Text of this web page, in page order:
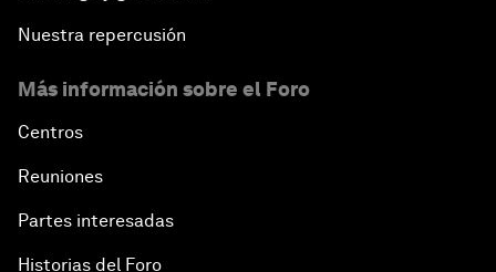
Nuestra repercusión
Más información sobre el Foro
Centros
Reuniones
Partes interesadas
Historias del Foro